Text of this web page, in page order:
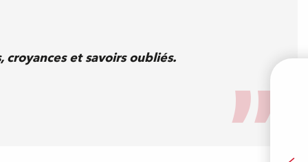
et savoirs oubliés.